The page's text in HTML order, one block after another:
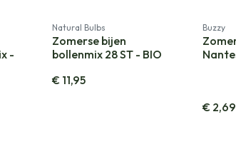
-
Natural Bulbs
Zomerse bijen
bollenmix 28 ST - BIO
€ 11,95
Buzzy
€ 2,69